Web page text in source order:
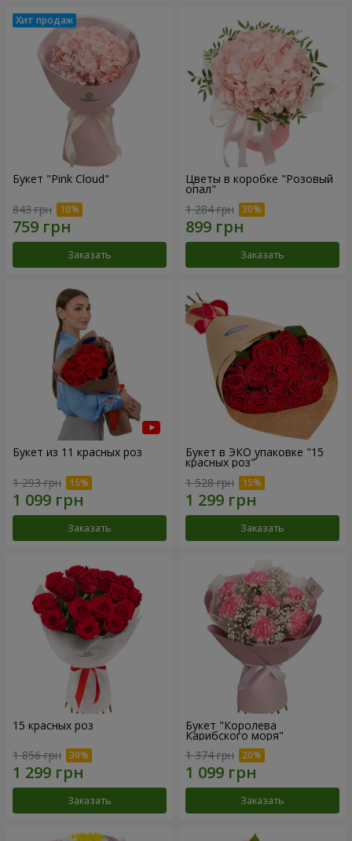
Букет "Pink Cloud"
843 грн
Заказать
Цветы в коробке "Розовый
опал"
1 284 грн
Заказать
Букет из 11 красных роз
1 293 грн
Заказать
Букет в ЭКО упаковке "15
красных роз"
1 528 грн
Заказать
15 красных роз
1 856 грн
Заказать
Букет "Королева
Карибского моря"
1 374 грн
Заказать